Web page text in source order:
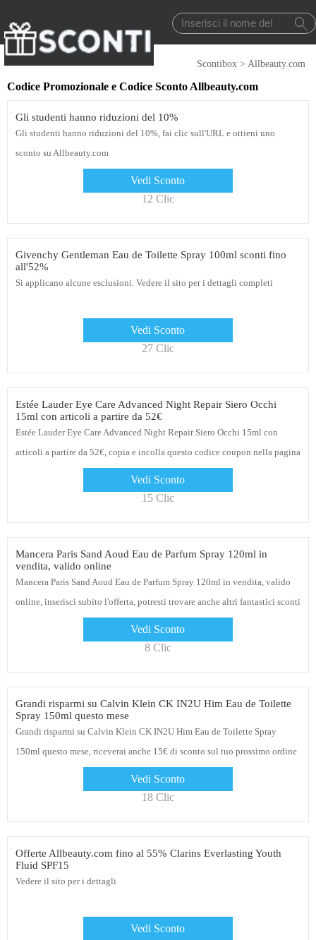
Scontibox > Allbeauty.com
Codice Promozionale e Codice Sconto Allbeauty.com
Gli studenti hanno riduzioni del 10%
Gli studenti hanno riduzioni del 10%, fai clic sull'URL e ottieni uno
sconto su Allbeauty.com
Vedi Sconto
12 Clic
Givenchy Gentleman Eau de Toilette Spray 100ml sconti fino
all'52%
Si applicano alcune esclusioni. Vedere il sito per i dettagli completi
Vedi Sconto
27 Clic
Estée Lauder Eye Care Advanced Night Repair Siero Occhi
15ml con articoli a partire da 52€
Estée Lauder Eye Care Advanced Night Repair Siero Occhi 15ml con
articoli a partire da 52€, copia e incolla questo codice coupon nella pagina
Vedi Sconto
15 Clic
Mancera Paris Sand Aoud Eau de Parfum Spray 120ml in
vendita, valido online
Mancera Paris Sand Aoud Eau de Parfum Spray 120ml in vendita, valido
online, inserisci subito l'offerta, potresti trovare anche altri fantastici sconti
Vedi Sconto
8 Clic
Grandi risparmi su Calvin Klein CK IN2U Him Eau de Toilette
Spray 150ml questo mese
Grandi risparmi su Calvin Klein CK IN2U Him Eau de Toilette Spray
150ml questo mese, riceverai anche 15€ di sconto sul tuo prossimo ordine
Vedi Sconto
18 Clic
Offerte Allbeauty.com fino al 55% Clarins Everlasting Youth
Fluid SPF15
Vedere il sito per i dettagli
Vedi Sconto